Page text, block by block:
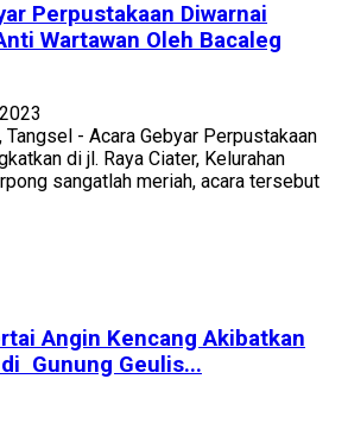
Perpustakaan Diwarnai
Wartawan Oleh Bacaleg
- Acara Gebyar Perpustakaan
di jl. Raya Ciater, Kelurahan
sangatlah meriah, acara tersebut
Angin Kencang Akibatkan
Gunung Geulis...